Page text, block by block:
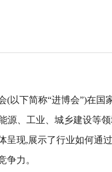
下简称“进博会”)在国
源、工业、城乡建设等
呈现,展示了行业如何通
争力。